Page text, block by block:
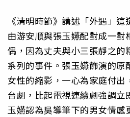
《清明時節》講述「外遇」這
由游安順與張玉嬿配對成一對
偶，因為丈夫與小三張靜之的
系列的事件。張玉嬿飾演的原
女性的縮影，一心為家庭付出
台劇，比起電視連續劇強調立
玉嬿認為吳導筆下的男女情感